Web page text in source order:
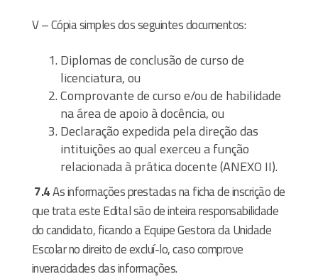
V – Cópia simples dos seguintes documentos:
Diplomas de conclusão de curso de
licenciatura, ou
Comprovante de curso e/ou de habilidade
na área de apoio à docência, ou
Declaração expedida pela direção das
intituições ao qual exerceu a função
relacionada à prática docente (ANEXO II).
7.4As informações prestadas na ficha de inscrição de
que trata este Edital são de inteira responsabilidade
do candidato, ficando a Equipe Gestora da Unidade
Escolar no direito de excluí-lo, caso comprove
inveracidades das informações.